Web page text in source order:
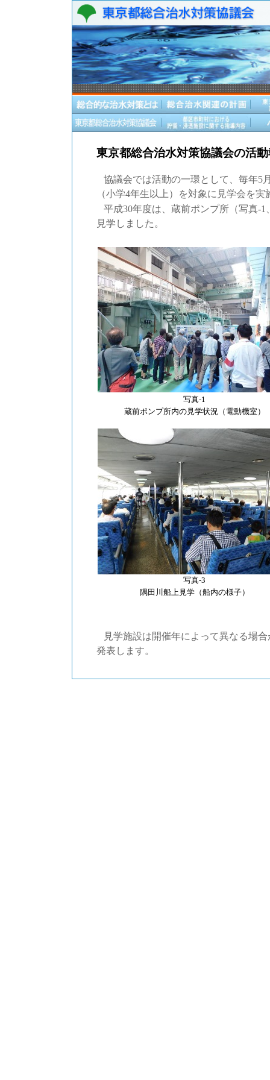
東京都総合治水対策協議会の活
協議会では活動の一環として、毎年5
（小学4年生以上）を対象に見学会を実
平成30年度は、蔵前ポンプ所（写真-
見学しました。
写真-1
蔵前ポンプ所内の見学状況（電動機室）
写真-3
隅田川船上見学（船内の様子）
見学施設は開催年によって異なる場
発表します。